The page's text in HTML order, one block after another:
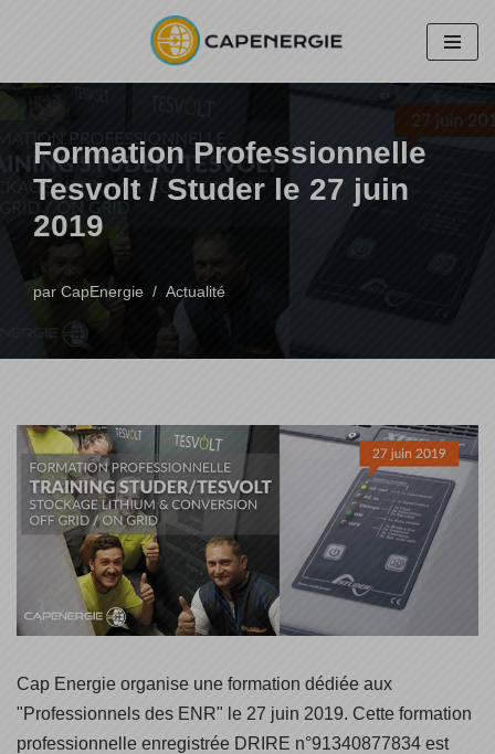
au
Formation Professionnelle
Tesvolt / Studer le 27 juin
2019
par CapEnergie Actualité
Cap Energie organise une formation dédiée aux
"Professionnels des ENR" le 27 juin 2019. Cette formation
professionnelle enregistrée DRIRE n°91340877834 est